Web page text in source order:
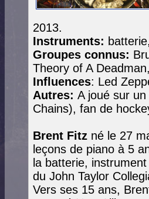
2013.
Instruments:
Groupes connus:
Theory of A
Influences: Led
Autres: A joué sur
Chains), fan de
Brent Fitz né le 27
leçons de piano à 5
la batterie,
du John Taylor
Vers ses 15 ans,